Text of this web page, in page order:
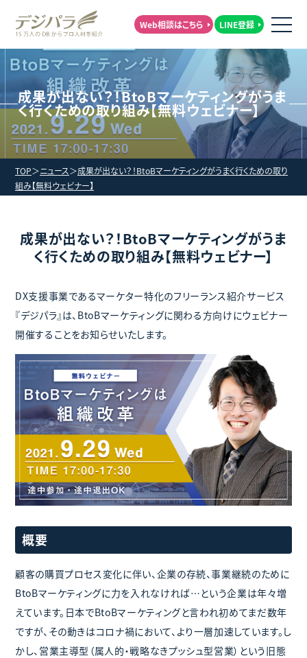
Web相談はこちら LINE登録
成果が出ない？！BtoBマーケティングがうま
く行くための取り組み【無料ウェビナー】
TOP ニュース
成果が出ない？！BtoBマーケティングがうまく行くための取り
組み【無料ウェビナー】
成果が出ない？！BtoBマーケティングがうま
く行くための取り組み【無料ウェビナー】
DX支援事業であるマーケター特化のフリーランス紹介サービス
『デジパラ』は、BtoBマーケティングに関わる方向けにウェビナー
開催することをお知らせいたします。
概要
顧客の購買プロセス変化に伴い、企業の存続、事業継続のために
BtoBマーケティングに力を入れなければ…という企業は年々増
えています。日本でBtoBマーケティングと言われ初めてまだ数年
ですが、その動きはコロナ禍において、より一層加速しています。し
かし、営業主導型（属人的・戦略なきプッシュ型営業）という旧態